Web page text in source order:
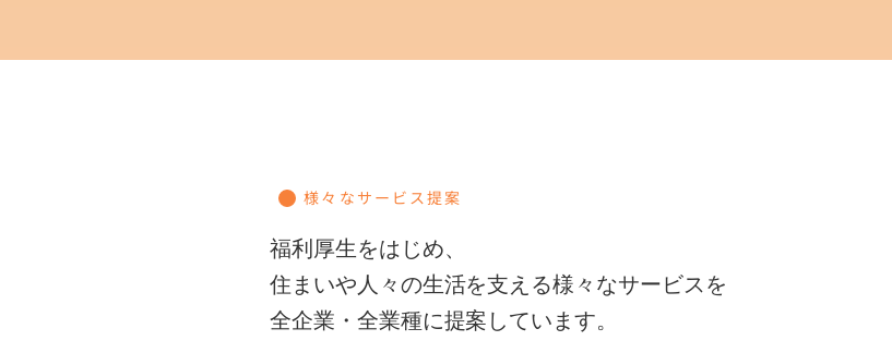
様々なサービス提案
福利厚生をはじめ、
住まいや人々の生活を支える様々なサービスを
全企業・全業種に提案しています。